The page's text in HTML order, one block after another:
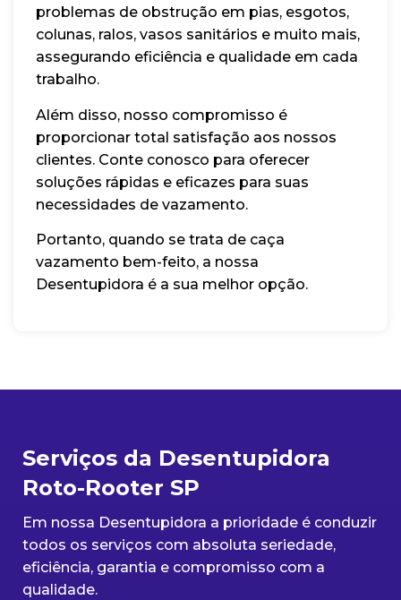
problemas de obstrução em pias, esgotos,
colunas, ralos, vasos sanitários e muito mais,
assegurando eficiência e qualidade em cada
trabalho.
Além disso, nosso compromisso é
proporcionar total satisfação aos nossos
clientes. Conte conosco para oferecer
soluções rápidas e eficazes para suas
necessidades de vazamento.
Portanto, quando se trata de caça
vazamento bem-feito, a nossa
Desentupidora é a sua melhor opção.
Serviços da Desentupidora
Roto-Rooter SP
Em nossa Desentupidora a prioridade é conduzir
todos os serviços com absoluta seriedade,
eficiência, garantia e compromisso com a
qualidade.